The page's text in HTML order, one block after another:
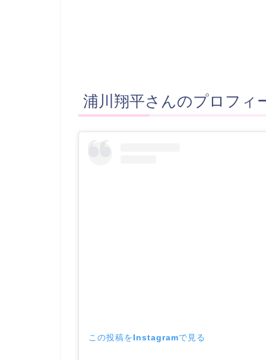
浦川翔平さんのプロフィ
この投稿をInstagramで見る